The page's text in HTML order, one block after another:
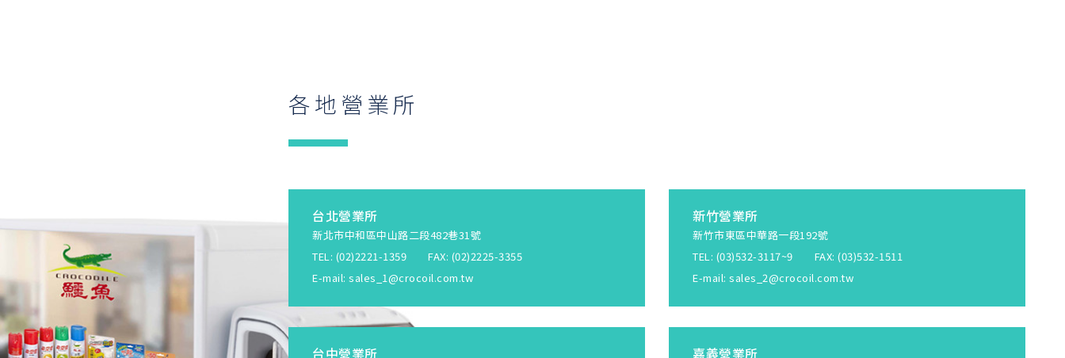
各地營業所
台北營業所
新北市中和區中山路二段482巷31號
TEL: (02)2221-1359 FAX: (02)2225-3355
E-mail: sales_1@crocoil.com.tw
新竹營業所
新竹市東區中華路一段192號
TEL: (03)532-3117~9 FAX: (03)532-1511
E-mail: sales_2@crocoil.com.tw
台中營業所 嘉義營業所